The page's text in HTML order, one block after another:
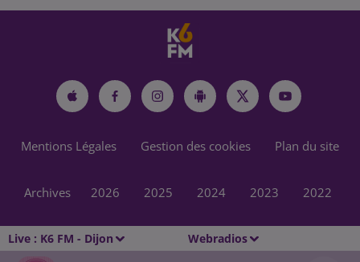
Live : K6 FM - Dijon Webradios
Mentions Légales Gestion des cookies Plan du site
Archives 2026 2025 2024 2023 2022